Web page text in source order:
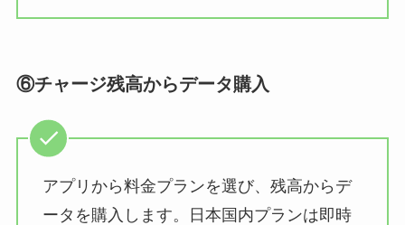
⑥チャージ残高からデータ購入
アプリから料金プランを選び、残高からデ
ータを購入します。日本国内プランは即時